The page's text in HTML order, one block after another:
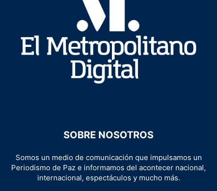
SOBRE NOSOTROS
Somos un medio de comunicación que impulsamos un
Periodismo de Paz e informamos del acontecer nacional,
internacional, espectáculos y mucho más.